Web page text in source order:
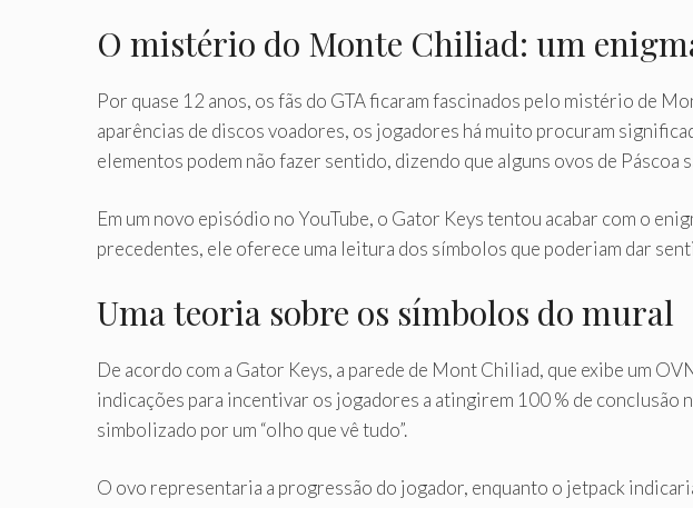
O mistério do Monte Chiliad: um
Por quase 12 anos, os fãs do GTA ficaram fascinados pelo mistério de
aparências de discos voadores, os jogadores há muito procuram
elementos podem não fazer sentido, dizendo que alguns ovos de
Em um novo episódio no YouTube, o Gator Keys tentou acabar com o
precedentes, ele oferece uma leitura dos símbolos que poderiam dar
Uma teoria sobre os símbolos do mural
De acordo com a Gator Keys, a parede de Mont Chiliad, que exibe um
indicações para incentivar os jogadores a atingirem 100 % de
simbolizado por um “olho que vê tudo”.
O ovo representaria a progressão do jogador, enquanto o jetpack